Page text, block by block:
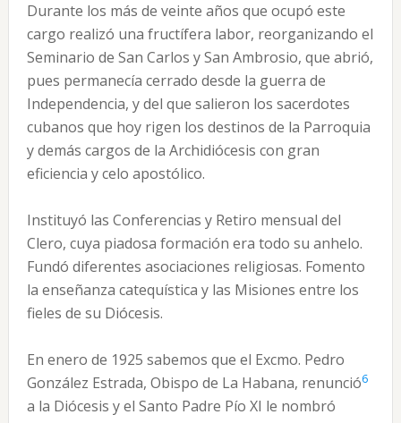
Durante los más de veinte años que ocupó este
cargo realizó una fructífera labor, reorganizando el
Seminario de San Carlos y San Ambrosio, que abrió,
pues permanecía cerrado desde la guerra de
Independencia, y del que salieron los sacerdotes
cubanos que hoy rigen los destinos de la Parroquia
y demás cargos de la Archidiócesis con gran
eficiencia y celo apostólico.
Instituyó las Conferencias y Retiro mensual del
Clero, cuya piadosa formación era todo su anhelo.
Fundó diferentes asociaciones religiosas. Fomento
la enseñanza catequística y las Misiones entre los
fieles de su Diócesis.
En enero de 1925 sabemos que el Excmo. Pedro
González Estrada, Obispo de La Habana, renunció6
a la Diócesis y el Santo Padre Pío XI le nombró